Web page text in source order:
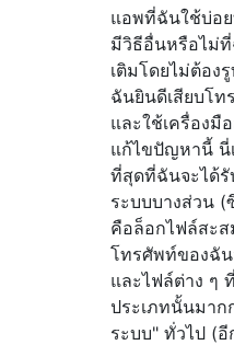
แอพที่ฉันใช้บ่อ
มีวิธีอื่นหรือไม่
เติมโดยไม่ต้อง
ฉันยินดีเสียบโท
และใช้เครื่อง
แก้ไขปัญหานี้ นี่
ที่สุดที่ฉันจะได้รั
ระบบบางส่วน (
คือล็อกไฟล์สะ
โทรศัพท์ของฉัน
และไฟล์ต่าง ๆ
ประเภทนั้นมาก
ระบบ" ทั่วไป (